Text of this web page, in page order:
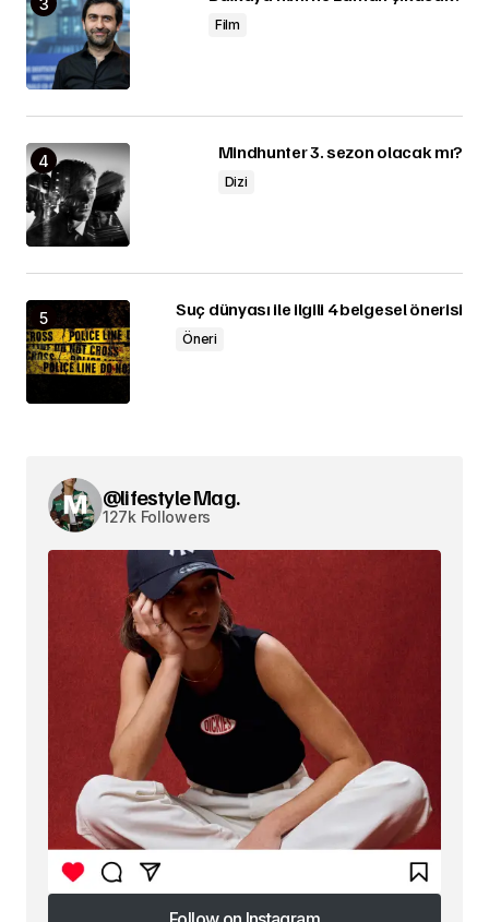
Film
Mindhunter 3. sezon olacak mı?
Dizi
Suç dünyası ile ilgili 4 belgesel önerisi
Öneri
@lifestyle Mag.
127k Followers